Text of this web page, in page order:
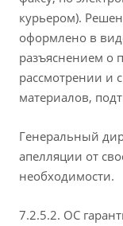
курьером).
оформлено в
разъяснением о
рассмотрении и
материалов,
Генеральный
апелляции от
необходимости.
7.2.5.2. ОС